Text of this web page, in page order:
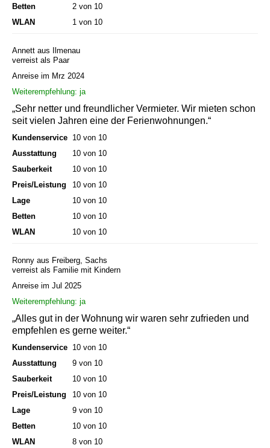
Betten
2 von 10
WLAN
1 von 10
Annett aus Ilmenau
verreist als Paar
Anreise im Mrz 2024
Weiterempfehlung: ja
„Sehr netter und freundlicher Vermieter. Wir mieten schon
seit vielen Jahren eine der Ferienwohnungen.“
Kundenservice 10 von 10
Ausstattung
10 von 10
Sauberkeit
10 von 10
Preis/Leistung
10 von 10
Lage
10 von 10
Betten
10 von 10
WLAN
10 von 10
Ronny aus Freiberg, Sachs
verreist als Familie mit Kindern
Anreise im Jul 2025
Weiterempfehlung: ja
„Alles gut in der Wohnung wir waren sehr zufrieden und
empfehlen es gerne weiter.“
Kundenservice 10 von 10
Ausstattung
9 von 10
Sauberkeit
10 von 10
Preis/Leistung
10 von 10
Lage
9 von 10
Betten
10 von 10
WLAN
8 von 10